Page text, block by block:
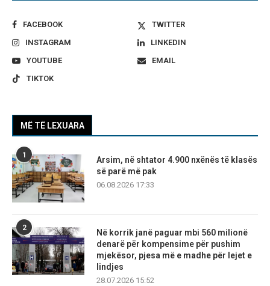
FACEBOOK
TWITTER
INSTAGRAM
LINKEDIN
YOUTUBE
EMAIL
TIKTOK
MË TË LEXUARA
1
Arsim, në shtator 4.900 nxënës të klasës
së parë më pak
06.08.2026 17:33
2
Në korrik janë paguar mbi 560 milionë
denarë për kompensime për pushim
mjekësor, pjesa më e madhe për lejet e
lindjes
28.07.2026 15:52